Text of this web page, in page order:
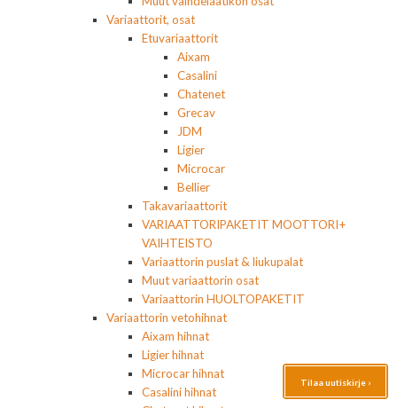
Variaattorit, osat
Etuvariaattorit
Aixam
Casalini
Chatenet
Grecav
JDM
Ligier
Microcar
Bellier
Takavariaattorit
VARIAATTORIPAKETIT MOOTTORI+
VAIHTEISTO
Variaattorin puslat & liukupalat
Muut variaattorin osat
Variaattorin HUOLTOPAKETIT
Variaattorin vetohihnat
Aixam hihnat
Ligier hihnat
Microcar hihnat
Casalini hihnat
Tilaa uutiskirje ›